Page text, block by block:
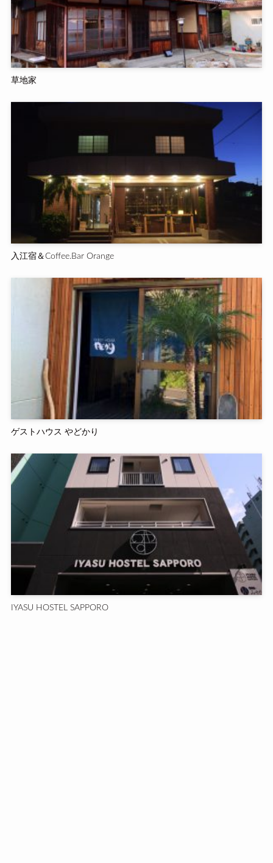
草地家
入江宿＆Coffee.Bar Orange
ゲストハウス やどかり
IYASU HOSTEL SAPPORO